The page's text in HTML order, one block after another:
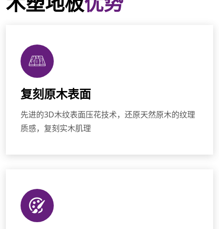
复刻原木表面
先进的3D木纹表面压花技术，还原天然原木的纹理
质感，复刻实木肌理